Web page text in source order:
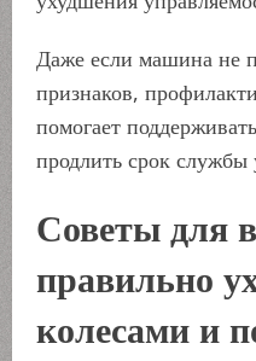
Даже если машина не
признаков,
помогает
продлить срок службы
Советы для
правильно
колесами и